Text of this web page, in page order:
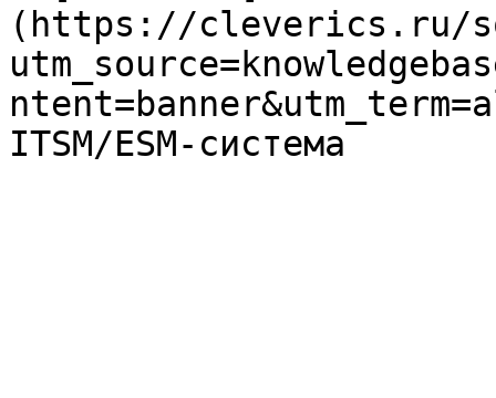
(https://cleverics.ru/
ITSM/ESM-система